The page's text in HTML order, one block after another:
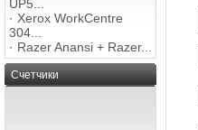
UP5...
· Xerox WorkCentre
304...
· Razer Anansi + Razer...
Счетчики